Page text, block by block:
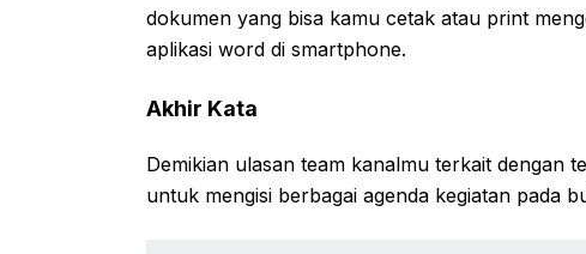
dokumen yang bisa kamu cetak atau print
aplikasi word di smartphone.
Akhir Kata
Demikian ulasan team kanalmu terkait dengan
untuk mengisi berbagai agenda kegiatan pada